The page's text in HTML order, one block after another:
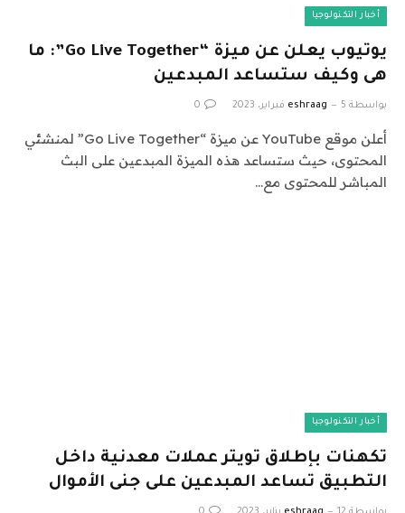
أخبار التكنولوجيا
يوتيوب يعلن عن ميزة “Go Live Together”: ما
هى وكيف ستساعد المبدعين
بواسطة eshraag 5 فبراير، 2023 0
أعلن موقع YouTube عن ميزة “Go Live Together” لمنشئي
المحتوى، حيث ستساعد هذه الميزة المبدعين على البث
المباشر للمحتوى مع…
أخبار التكنولوجيا
تكهنات بإطلاق تويتر عملات معدنية داخل
التطبيق تساعد المبدعين على جنى الأموال